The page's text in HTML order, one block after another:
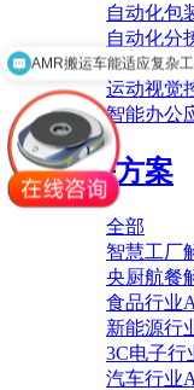
自动化包
自动化分
智慧工厂
运动视觉
智能办公
解决方案
全部
智慧工厂
央厨航餐
食品行业
新能源行
3C电子行
汽车行业
AMR搬运车能适应复杂